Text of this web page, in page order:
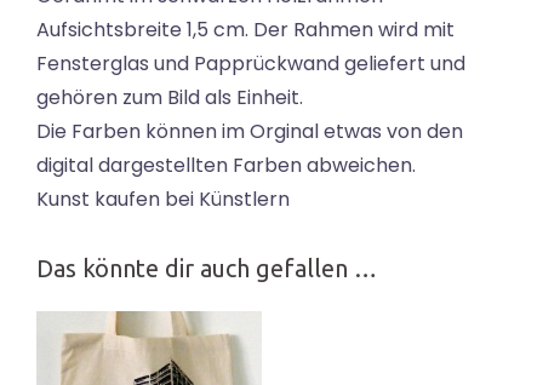
Aufsichtsbreite 1,5 cm. Der Rahmen wird mit
Fensterglas und Papprückwand geliefert und
gehören zum Bild als Einheit.
Die Farben können im Orginal etwas von den
digital dargestellten Farben abweichen.
Kunst kaufen bei Künstlern
Das könnte dir auch gefallen …